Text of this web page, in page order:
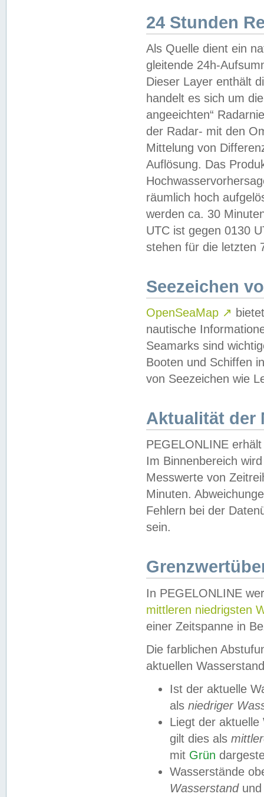
24 Stunden
Als Quelle dient ein
gleitende 24h-
Dieser Layer enthält
handelt es sich um
angeeichten“
der Radar- mit den
Mittelung von
Auflösung. Das
räumlich hoch
werden ca. 30
UTC ist gegen 0130
stehen für die letzten
Seezeichen
OpenSeaMap ↗
nautische
Seamarks sind
Booten und Schiffen
von Seezeichen wie
Aktualität der
PEGELONLINE
Im Binnenbereich
Messwerte von
Minuten.
Fehlern bei der
sein.
In PEGELONLINE
mittleren niedrigsten
einer Zeitspanne in
Die farblichen
aktuellen
Ist der aktuelle
als niedriger
Liegt der
gilt dies als
mit Grün
Wasserstände
Wasserstandund